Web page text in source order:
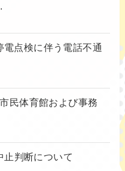
電点検に伴う電話不通
民体育館および事務
止判断について